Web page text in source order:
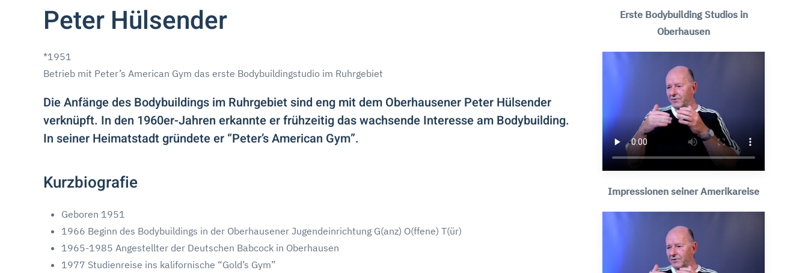
Peter Hülsender
*1951
Betrieb mit Peter’s American Gym das erste Bodybuildingstudio im Ruhrgebiet
Die Anfänge des Bodybuildings im Ruhrgebiet sind eng mit dem Oberhausener Peter Hülsender
verknüpft. In den 1960er-Jahren erkannte er frühzeitig das wachsende Interesse am Bodybuilding.
In seiner Heimatstadt gründete er “Peter’s American Gym”.
Kurzbiografie
Geboren 1951
1966 Beginn des Bodybuildings in der Oberhausener Jugendeinrichtung G(anz) O(ffene) T(ür)
1965-1985 Angestellter der Deutschen Babcock in Oberhausen
1977 Studienreise ins kalifornische “Gold’s Gym”
Erste Bodybuilding Studios in
Oberhausen
Impressionen seiner Amerikareise